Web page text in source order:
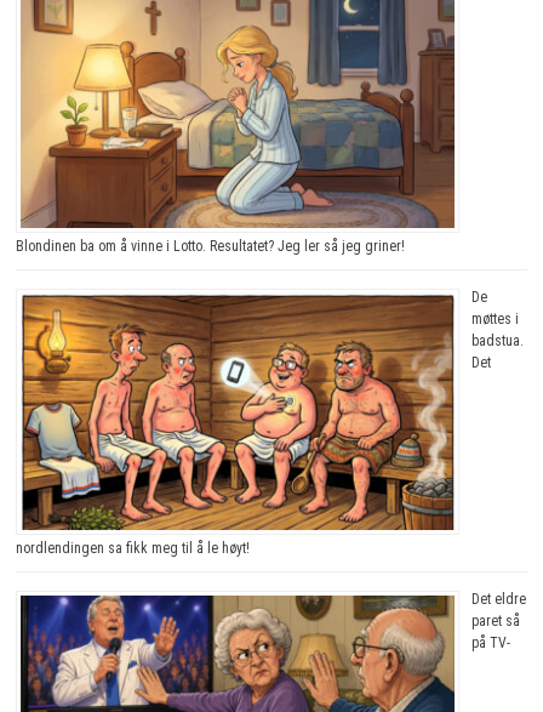
Blondinen ba om å vinne i Lotto. Resultatet? Jeg ler så jeg griner!
De
møttes i
badstua.
Det
nordlendingen sa fikk meg til å le høyt!
Det eldre
paret så
på TV-